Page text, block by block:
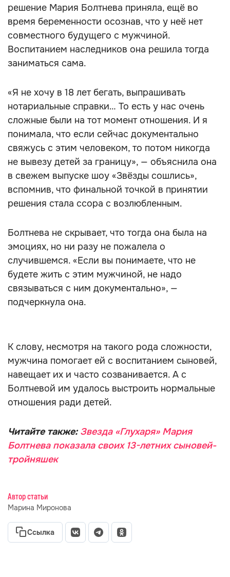
решение Мария Болтнева приняла, ещё во
время беременности осознав, что у неё нет
совместного будущего с мужчиной.
Воспитанием наследников она решила тогда
заниматься сама.
«Я не хочу в 18 лет бегать, выпрашивать
нотариальные справки… То есть у нас очень
сложные были на тот момент отношения. И я
понимала, что если сейчас документально
свяжусь с этим человеком, то потом никогда
не вывезу детей за границу», — объяснила она
в свежем выпуске шоу «Звёзды сошлись»,
вспомнив, что финальной точкой в принятии
решения стала ссора с возлюбленным.
Болтнева не скрывает, что тогда она была на
эмоциях, но ни разу не пожалела о
случившемся. «Если вы понимаете, что не
будете жить с этим мужчиной, не надо
связываться с ним документально», —
подчеркнула она.
К слову, несмотря на такого рода сложности,
мужчина помогает ей с воспитанием сыновей,
навещает их и часто созванивается. А с
Болтневой им удалось выстроить нормальные
отношения ради детей.
Читайте также: Звезда «Глухаря» Мария
Болтнева показала своих 13-летних сыновей-
тройняшек
Автор статьи
Марина Миронова
Ссылка